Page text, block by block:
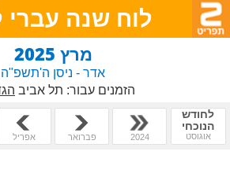
לוח שנה עברי
מרץ 2025
אדר - ניסן ה'תשפ"ה
הזמנים עבור: תל אביב
לחודש
הנוכחי
אוגוסט 2024 פברואר אפריל